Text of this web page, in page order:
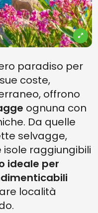
paradiso per
coste,
offrono
ognuna con
Da quelle
selvagge,
raggiungibili
ideale per
località